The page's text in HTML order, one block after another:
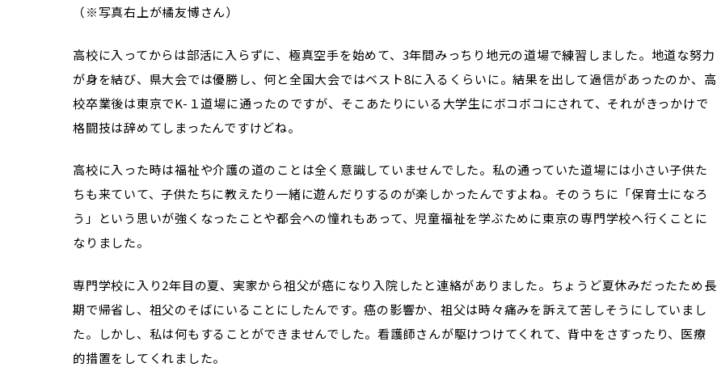
（※写真右上が橘友博さん）
高校に入ってからは部活に入らずに、極真空手を始めて、3年間みっちり地元の道場で練習しました。地道な努力
が身を結び、県大会では優勝し、何と全国大会ではベスト8に入るくらいに。結果を出して過信があったのか、高
校卒業後は東京でK-１道場に通ったのですが、そこあたりにいる大学生にボコボコにされて、それがきっかけで
格闘技は辞めてしまったんですけどね。
高校に入った時は福祉や介護の道のことは全く意識していませんでした。私の通っていた道場には小さい子供た
ちも来ていて、子供たちに教えたり一緒に遊んだりするのが楽しかったんですよね。そのうちに「保育士になろ
う」という思いが強くなったことや都会への憧れもあって、児童福祉を学ぶために東京の専門学校へ行くことに
なりました。
専門学校に入り2年目の夏、実家から祖父が癌になり入院したと連絡がありました。ちょうど夏休みだったため長
期で帰省し、祖父のそばにいることにしたんです。癌の影響か、祖父は時々痛みを訴えて苦しそうにしていまし
た。しかし、私は何もすることができませんでした。看護師さんが駆けつけてくれて、背中をさすったり、医療
的措置をしてくれました。